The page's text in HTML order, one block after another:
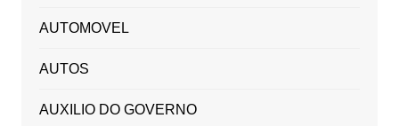
AUTOMOVEL
AUTOS
AUXILIO DO GOVERNO